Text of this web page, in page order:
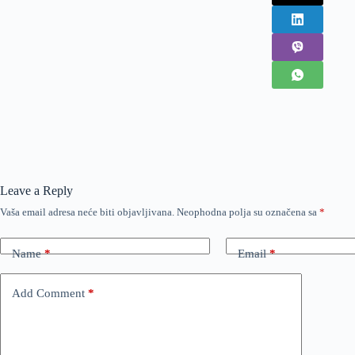
Leave a Reply
Vaša email adresa neće biti objavljivana. Neophodna polja su označena sa *
Name* Email*
Add Comment *